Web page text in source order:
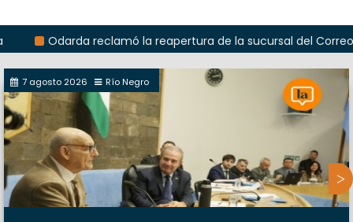
reclamó la reapertura de la sucursal del Correo Argentino
7 agosto 2026 Río Negro